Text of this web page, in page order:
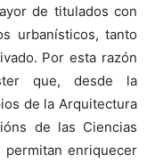
de titulados con
urbanísticos, tanto
Por esta razón
que, desde la
de la Arquitectura
de las Ciencias
enriquecer